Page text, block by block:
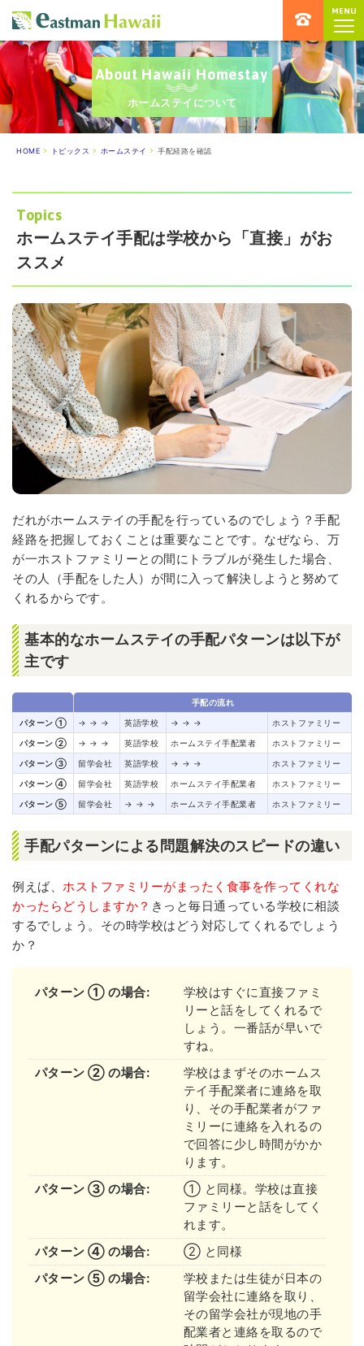
MENU
ハワイ留学専門店 イーストマンハ
About Hawaii Homestay
ホームステイについて
HOME トピックス ホームステイ 手配経路を確認
Topics
ホームステイ手配は学校から「直接」がお
ススメ
だれがホームステイの手配を行っているのでしょう？手配
経路を把握しておくことは重要なことです。なぜなら、万
が一ホストファミリーとの間にトラブルが発生した場合、
その人（手配をした人）が間に入って解決しようと努めて
くれるからです。
基本的なホームステイの手配パターンは以下が
主です
手配の流れ
パターン ① → → → 英語学校 → → → ホストファミリー
パターン ② → → → 英語学校 ホームステイ手配業者 ホストファミリー
パターン ③ 留学会社 英語学校 → → → ホストファミリー
パターン ④ 留学会社 英語学校 ホームステイ手配業者 ホストファミリー
パターン ⑤ 留学会社 → → → ホームステイ手配業者 ホストファミリー
手配パターンによる問題解決のスピードの違い
例えば、 ホストファミリーがまったく食事を作ってくれな
かったらどうしますか？ きっと毎日通っている学校に相談
するでしょう。その時学校はどう対応してくれるでしょう
か？
パターン ① の場合:
学校はすぐに直接ファミ
リーと話をしてくれるで
しょう。一番話が早いで
すね。
パターン ② の場合:
学校はまずそのホームス
テイ手配業者に連絡を取
り、その手配業者がファ
ミリーに連絡を入れるの
で回答に少し時間がかか
ります。
パターン ③ の場合:
① と同様。学校は直接
ファミリーと話をしてく
れます。
パターン ④ の場合:
② と同様
パターン ⑤ の場合:
学校または生徒が日本の
留学会社に連絡を取り、
その留学会社が現地の手
配業者と連絡を取るので